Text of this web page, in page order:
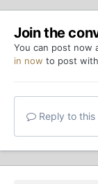
Join the
You can post now
in now to post
Reply to